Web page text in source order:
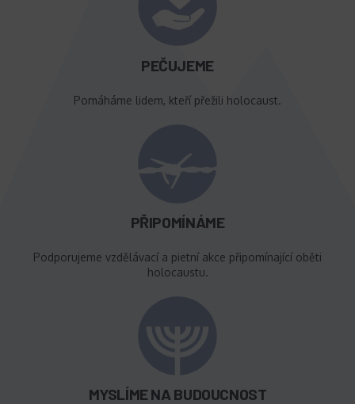
PEČUJEME
Pomáháme lidem, kteří přežili holocaust.
PŘIPOMÍNÁME
Podporujeme vzdělávací a pietní akce připomínající oběti
holocaustu.
MYSLÍME NA BUDOUCNOST